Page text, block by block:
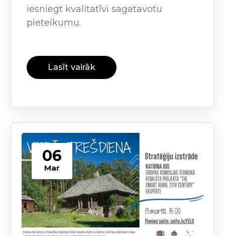
iesniegt kvalitatīvi sagatavotu
pieteikumu.
Lasīt vairāk
06
Mar